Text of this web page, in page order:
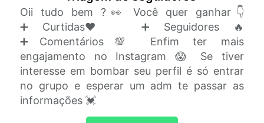
Oii tudo bem ?👀 Você quer ganhar👇
➕Curtidas❤️ ➕Seguidores🔥
➕Comentários💯 Enfim ter mais
engajamento no Instagram 😱 Se tiver
interesse em bombar seu perfil é só entrar
no grupo e esperar um adm te passar as
informações 💓